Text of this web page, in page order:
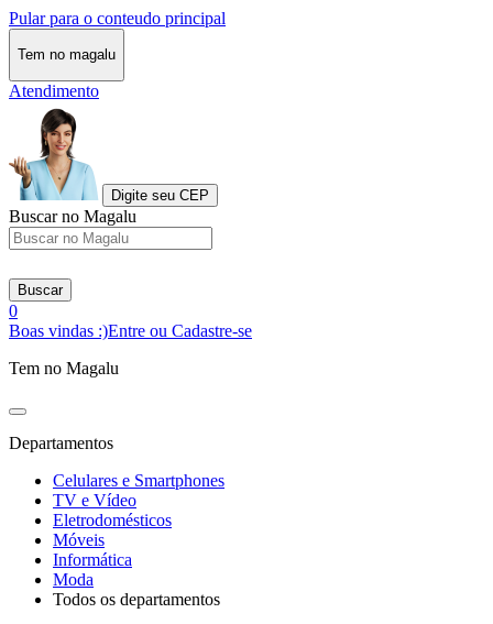
Pular para o conteudo principal
Tem no magalu
Atendimento
Digite seu CEP
Buscar no Magalu
Buscar
0
Boas vindas :)Entre ou Cadastre-se
Tem no Magalu
Departamentos
Celulares e Smartphones
TV e Vídeo
Eletrodomésticos
Móveis
Informática
Moda
Todos os departamentos